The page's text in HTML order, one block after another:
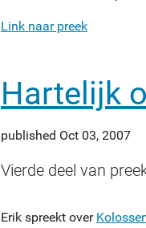
Link naar preek
Hartelijk
published Oct 03, 2007
Vierde deel van
Erik spreekt over